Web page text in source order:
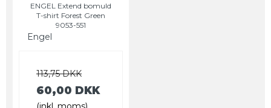
ENGEL Extend bomuld
T-shirt Forest Green
9053-551
Engel
113,75 DKK
60,00 DKK